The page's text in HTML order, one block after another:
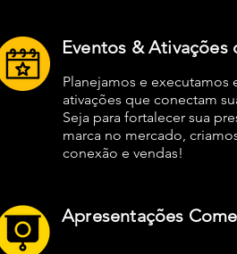
Eventos & Ativações
Planejamos e executamos
ativações que conectam
Seja para fortalecer sua
marca no mercado,
conexão e vendas!
Apresentações